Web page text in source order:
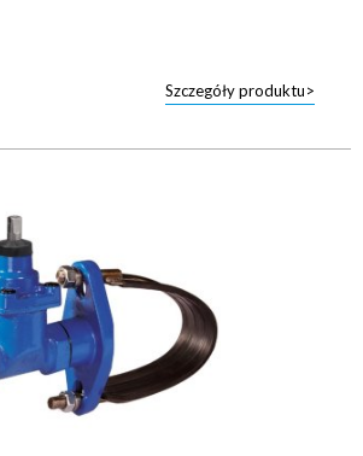
Szczegóły produktu>